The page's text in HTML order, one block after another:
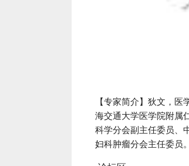
【专家简介】狄文，医
海交通大学医学院附属
科学分会副主任委员、
妇科肿瘤分会主任委员。